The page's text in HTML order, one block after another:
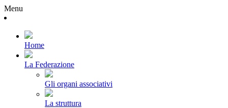
Menu
Home
La Federazione
Gli organi associativi
La struttura